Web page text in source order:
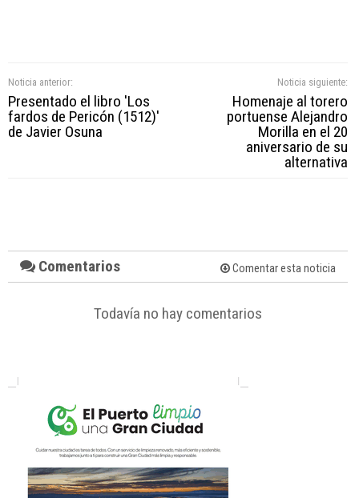
Noticia anterior:
Presentado el libro 'Los
fardos de Pericón (1512)'
de Javier Osuna
Noticia siguiente:
Homenaje al torero
portuense Alejandro
Morilla en el 20
aniversario de su
alternativa
Comentarios Comentar esta noticia
Todavía no hay comentarios